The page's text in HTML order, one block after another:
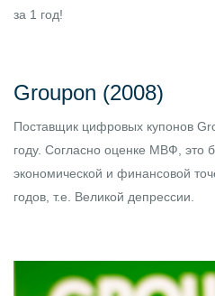
за 1 год!
Groupon (2008)
Поставщик цифровых купонов
году. Согласно оценке МВФ, это
экономической и финансовой
годов, т.е. Великой депрессии.